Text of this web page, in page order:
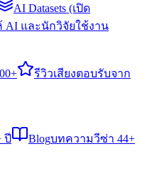
AI Datasets (เปิด
AI และนักวิจัยใช้งาน
รีวิวเสียงตอบรับจาก
ปี Blogบทความวีซ่า 44+